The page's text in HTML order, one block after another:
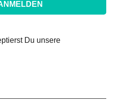
Du unsere